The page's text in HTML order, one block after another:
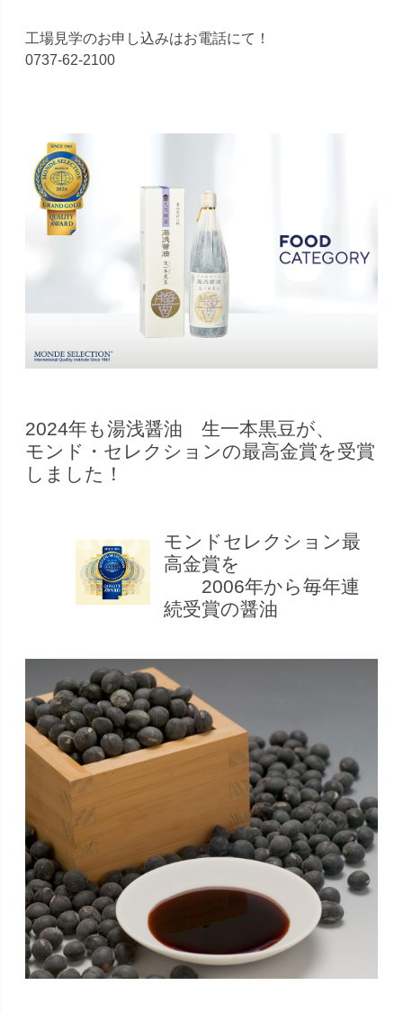
工場見学のお申し込みはお電話にて！
0737-62-2100
2024年も湯浅醤油 生一本黒豆が、
モンド・セレクションの最高金賞を受賞
しました！
モンドセレクション最
高金賞を
2006年から毎年連
続受賞の醤油